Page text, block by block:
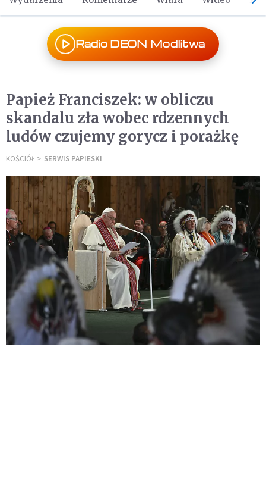
Radio DEON Modlitwa
Papież Franciszek: w obliczu
skandalu zła wobec rdzennych
ludów czujemy gorycz i porażkę
KOŚCIÓŁ SERWIS PAPIESKI